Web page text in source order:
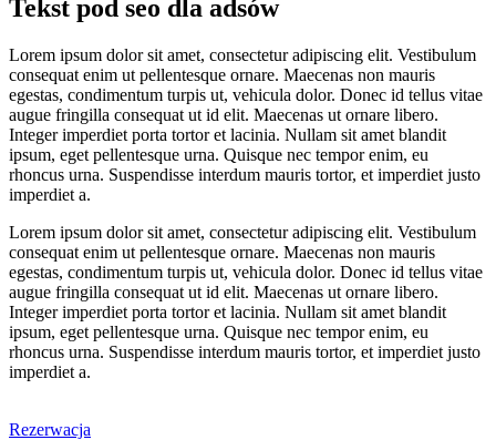
Tekst pod seo dla adsów
Lorem ipsum dolor sit amet, consectetur adipiscing elit. Vestibulum
consequat enim ut pellentesque ornare. Maecenas non mauris
egestas, condimentum turpis ut, vehicula dolor. Donec id tellus vitae
augue fringilla consequat ut id elit. Maecenas ut ornare libero.
Integer imperdiet porta tortor et lacinia. Nullam sit amet blandit
ipsum, eget pellentesque urna. Quisque nec tempor enim, eu
rhoncus urna. Suspendisse interdum mauris tortor, et imperdiet justo
imperdiet a.
Lorem ipsum dolor sit amet, consectetur adipiscing elit. Vestibulum
consequat enim ut pellentesque ornare. Maecenas non mauris
egestas, condimentum turpis ut, vehicula dolor. Donec id tellus vitae
augue fringilla consequat ut id elit. Maecenas ut ornare libero.
Integer imperdiet porta tortor et lacinia. Nullam sit amet blandit
ipsum, eget pellentesque urna. Quisque nec tempor enim, eu
rhoncus urna. Suspendisse interdum mauris tortor, et imperdiet justo
imperdiet a.
Rezerwacja